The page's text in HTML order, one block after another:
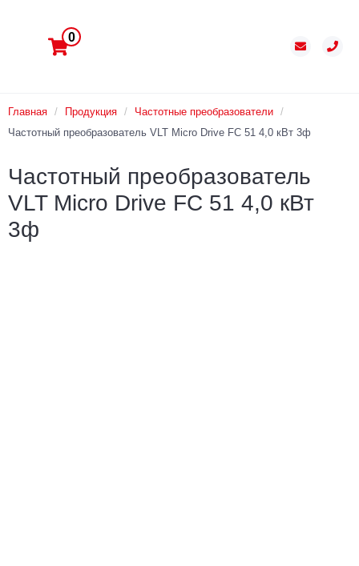
0
Главная / Продукция / Частотные преобразователи /
Частотный преобразователь VLT Micro Drive FC 51 4,0 кВт 3ф
Частотный преобразователь
VLT Micro Drive FC 51 4,0 кВт
3ф